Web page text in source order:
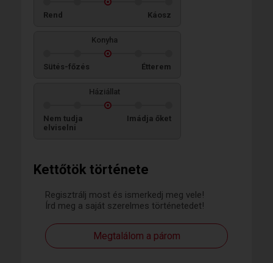
Kettőtök története
Regisztrálj most és ismerkedj meg vele!
Írd meg a saját szerelmes történetedet!
Megtalálom a párom
Rend Káosz
Konyha
Sütés-főzés Étterem
Háziállat
Nem tudja
elviselni
Imádja őket